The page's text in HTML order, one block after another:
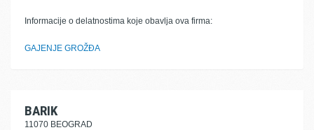
Informacije o delatnostima koje obavlja ova firma:
GAJENJE GROŽĐA
BARIK
11070 BEOGRAD